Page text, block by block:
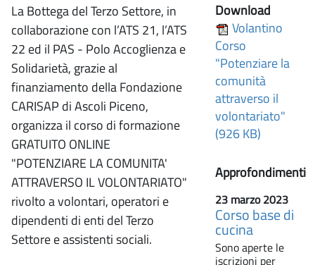
La Bottega del Terzo Settore, in
collaborazione con l’ATS 21, l’ATS
22 ed il PAS - Polo Accoglienza e
Solidarietà, grazie al
finanziamento della Fondazione
CARISAP di Ascoli Piceno,
organizza il corso di formazione
GRATUITO ONLINE
"POTENZIARE LA COMUNITA'
ATTRAVERSO IL VOLONTARIATO"
rivolto a volontari, operatori e
dipendenti di enti del Terzo
Settore e assistenti sociali.
Download
Volantino
Corso
"Potenziare la
comunità
attraverso il
volontariato"
(926 KB)
Approfondimenti
23 marzo 2023
Corso base di
cucina
Sono aperte le
iscrizioni per